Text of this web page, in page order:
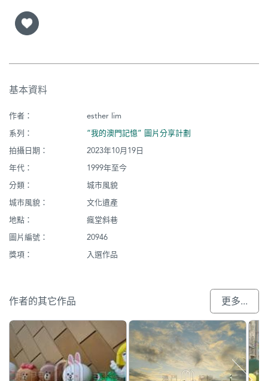
基本資料
作者：
esther lim
系列：
“我的澳門記憶” 圖片分享計劃
拍攝日期：
2023年10月19日
年代：
1999年至今
分類：
城市風貌
城市風貌：
文化遺產
地點：
瘋堂斜巷
圖片編號：
20946
獎項：
入選作品
作者的其它作品 更多...